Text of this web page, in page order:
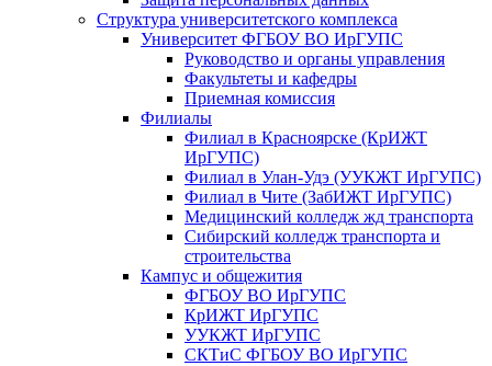
Структура университетского комплекса
Университет ФГБОУ ВО ИрГУПС
Руководство и органы управления
Факультеты и кафедры
Приемная комиссия
Филиалы
Филиал в Красноярске (КрИЖТ
ИрГУПС)
Филиал в Улан-Удэ (УУКЖТ ИрГУПС)
Филиал в Чите (ЗабИЖТ ИрГУПС)
Медицинский колледж жд транспорта
Сибирский колледж транспорта и
строительства
Кампус и общежития
ФГБОУ ВО ИрГУПС
КрИЖТ ИрГУПС
УУКЖТ ИрГУПС
СКТиС ФГБОУ ВО ИрГУПС